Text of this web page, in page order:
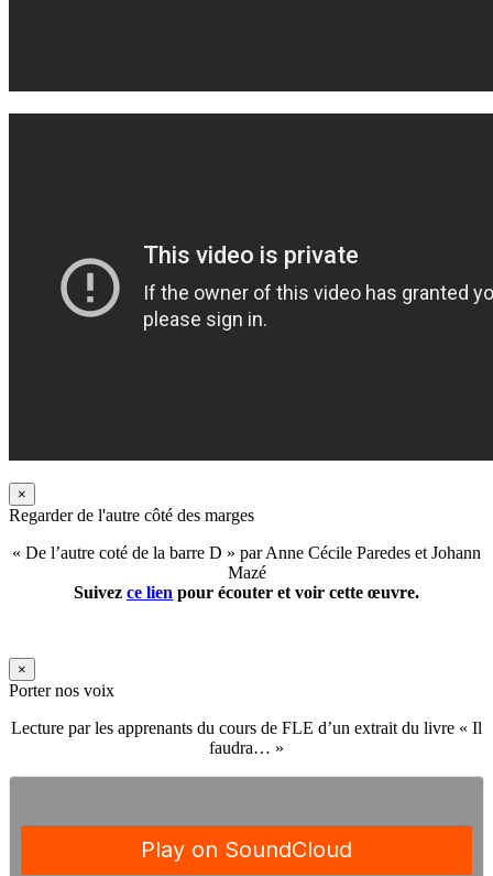
×
Regarder de l'autre côté des marges
« De l’autre coté de la barre D » par Anne Cécile Paredes et Johann
Mazé
Suivez ce lien pour écouter et voir cette œuvre.
×
Porter nos voix
Lecture par les apprenants du cours de FLE d’un extrait du livre « Il
faudra… »